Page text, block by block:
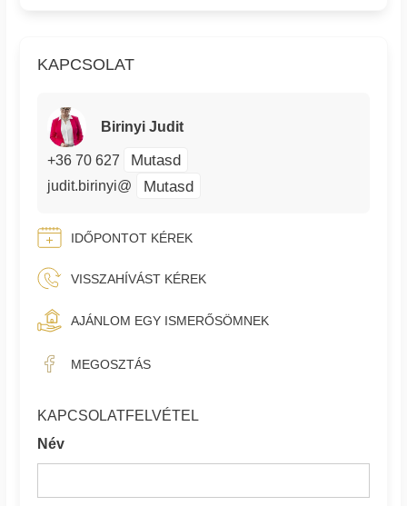
KAPCSOLAT
Birinyi Judit
+36 70 627 Mutasd
judit.birinyi@ Mutasd
IDŐPONTOT KÉREK
VISSZAHÍVÁST KÉREK
AJÁNLOM EGY ISMERŐSÖMNEK
MEGOSZTÁS
KAPCSOLATFELVÉTEL
Név